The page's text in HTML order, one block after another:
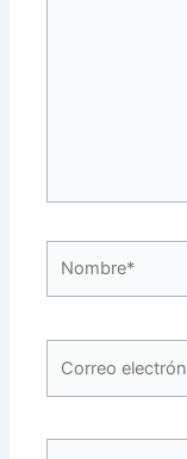
electrónico*